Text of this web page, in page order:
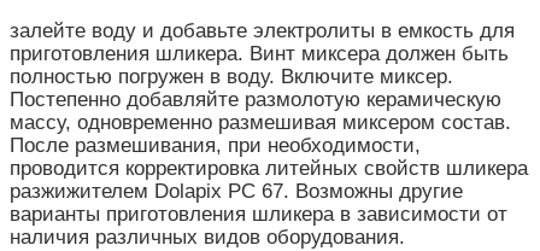
залейте воду и добавьте электролиты в емкость для
приготовления шликера. Винт миксера должен быть
полностью погружен в воду. Включите миксер.
Постепенно добавляйте размолотую керамическую
массу, одновременно размешивая миксером состав.
После размешивания, при необходимости,
проводится корректировка литейных свойств шликера
разжижителем Dolapix PC 67. Возможны другие
варианты приготовления шликера в зависимости от
наличия различных видов оборудования.